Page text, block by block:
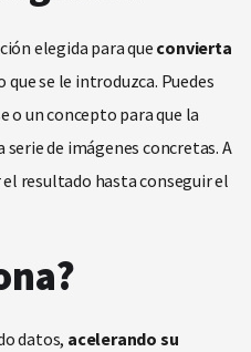
elegida para que convierta
se le introduzca. Puedes
o un concepto para que la
de imágenes concretas. A
resultado hasta conseguir el
datos, acelerando su